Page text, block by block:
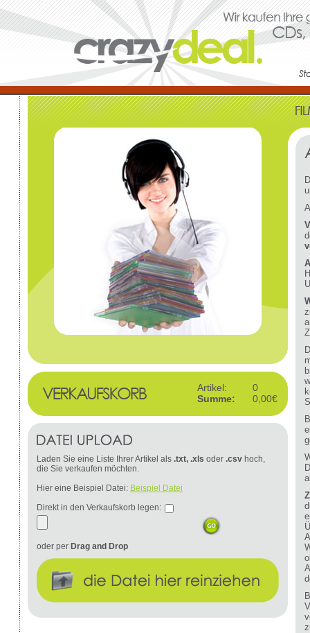
Artikel:
0
Summe:
0,00€
Laden Sie eine Liste Ihrer Artikel als .txt, .xls oder .csv hoch,
die Sie verkaufen möchten.
Hier eine Beispiel Datei: Beispiel Datei
Direkt in den Verkaufskorb legen:
oder per Drag and Drop